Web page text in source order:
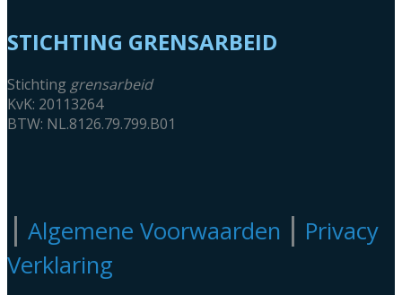
STICHTING GRENSARBEID
Stichting grensarbeid
KvK: 20113264
BTW: NL.8126.79.799.B01
| Algemene Voorwaarden | Privacy
Verklaring